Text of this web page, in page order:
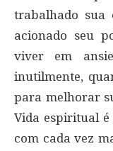
trabalhado sua
acionado seu
viver em
inutilmente,
para melhorar
Vida espiritual
com cada vez